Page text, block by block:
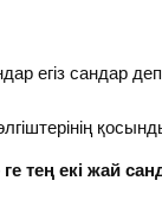
егіз сандар
тең екі жай